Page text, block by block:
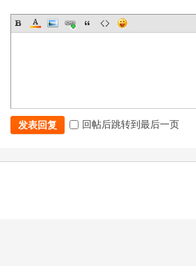
发表回复 回帖后跳转到最后一页